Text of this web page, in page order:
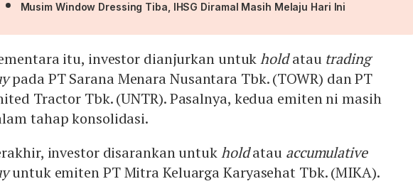
Musim Window Dressing Tiba, IHSG Diramal Masih Melaju Hari Ini
itu, investor dianjurkan untukholdatau trading
pada PT Sarana Menara Nusantara Tbk. (TOWR) dan PT
Tractor Tbk. (UNTR). Pasalnya, kedua emiten ni masih
tahap konsolidasi.
investor disarankan untukholdatau accumulative
untuk emiten PT Mitra Keluarga Karyasehat Tbk. (MIKA).